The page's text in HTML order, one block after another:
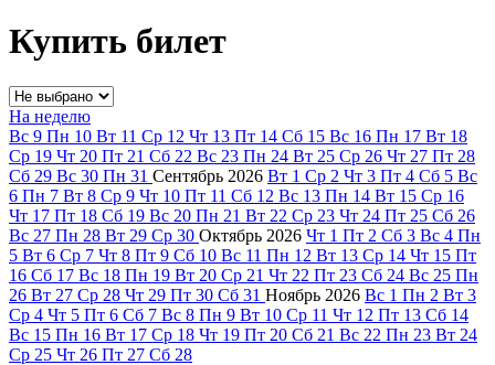
Купить билет
На неделю
Вс 9 Пн 10 Вт 11 Ср 12 Чт 13 Пт 14 Сб 15 Вс 16 Пн 17 Вт 18
Ср 19 Чт 20 Пт 21 Сб 22 Вс 23 Пн 24 Вт 25 Ср 26 Чт 27 Пт 28
Сб 29 Вс 30 Пн 31 Сентябрь 2026 Вт 1 Ср 2 Чт 3 Пт 4 Сб 5 Вс
6 Пн 7 Вт 8 Ср 9 Чт 10 Пт 11 Сб 12 Вс 13 Пн 14 Вт 15 Ср 16
Чт 17 Пт 18 Сб 19 Вс 20 Пн 21 Вт 22 Ср 23 Чт 24 Пт 25 Сб 26
Вс 27 Пн 28 Вт 29 Ср 30 Октябрь 2026 Чт 1 Пт 2 Сб 3 Вс 4 Пн
5 Вт 6 Ср 7 Чт 8 Пт 9 Сб 10 Вс 11 Пн 12 Вт 13 Ср 14 Чт 15 Пт
16 Сб 17 Вс 18 Пн 19 Вт 20 Ср 21 Чт 22 Пт 23 Сб 24 Вс 25 Пн
26 Вт 27 Ср 28 Чт 29 Пт 30 Сб 31 Ноябрь 2026 Вс 1 Пн 2 Вт 3
Ср 4 Чт 5 Пт 6 Сб 7 Вс 8 Пн 9 Вт 10 Ср 11 Чт 12 Пт 13 Сб 14
Вс 15 Пн 16 Вт 17 Ср 18 Чт 19 Пт 20 Сб 21 Вс 22 Пн 23 Вт 24
Ср 25 Чт 26 Пт 27 Сб 28